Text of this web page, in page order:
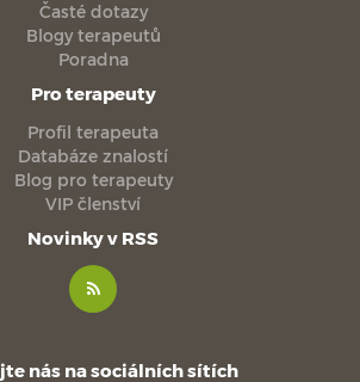
Časté dotazy
Blogy terapeutů
Poradna
Pro terapeuty
Profil terapeuta
Databáze znalostí
Blog pro terapeuty
VIP členství
Novinky v RSS
nás na sociálních sítích